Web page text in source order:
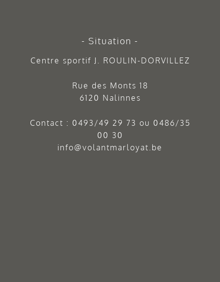
Situation
Centre sportif J. ROULIN-DORVILLEZ
Rue des Monts 18
6120 Nalinnes
Contact : 0493/49 29 73 ou 0486/35
00 30
info@volantmarloyat.be